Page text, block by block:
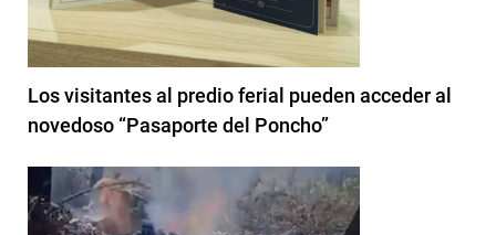
Los visitantes al predio ferial pueden acceder al
novedoso “Pasaporte del Poncho”